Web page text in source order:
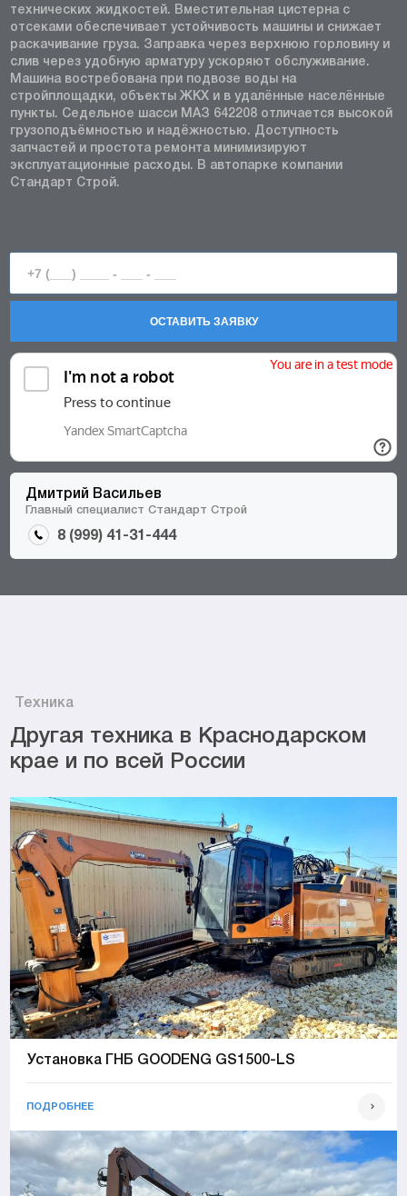
технических жидкостей. Вместительная цистерна с
отсеками обеспечивает устойчивость машины и снижает
раскачивание груза. Заправка через верхнюю горловину и
слив через удобную арматуру ускоряют обслуживание.
Машина востребована при подвозе воды на
стройплощадки, объекты ЖКХ и в удалённые населённые
пункты. Седельное шасси МАЗ 642208 отличается высокой
грузоподъёмностью и надёжностью. Доступность
запчастей и простота ремонта минимизируют
эксплуатационные расходы. В автопарке компании
Стандарт Строй.
ОСТАВИТЬ ЗАЯВКУ
Дмитрий Васильев
Главный специалист Стандарт Строй
8 (999) 41-31-444
Техника
Другая техника в Краснодарском
крае и по всей России
Установка ГНБ GOODENG GS1500-LS
ПОДРОБНЕЕ